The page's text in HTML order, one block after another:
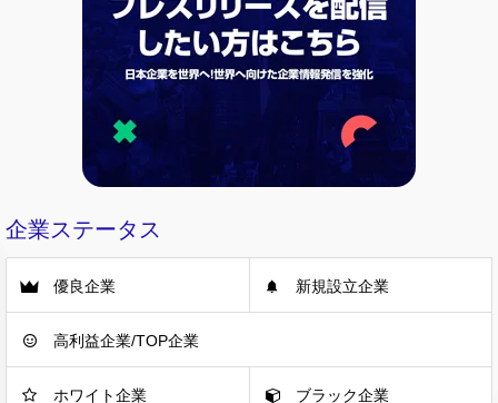
企業ステータス
優良企業 新規設立企業
高利益企業/TOP企業
ホワイト企業 ブラック企業